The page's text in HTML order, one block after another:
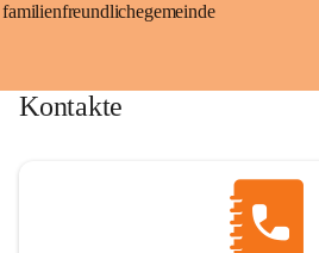
familienfreundlichegemeinde
Kontakte